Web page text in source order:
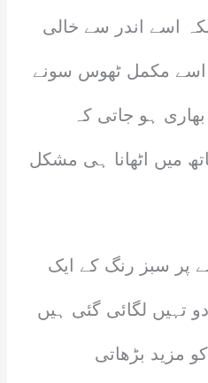
اسے اندر سے خالی
اسے مکمل ٹھوس سونے
بھاری ہو جاتی کہ
میں اٹھانا ہی مشکل
پر سبز رنگ کے ایک
تہیں لگائی گئی ہیں
مزید بڑھاتی